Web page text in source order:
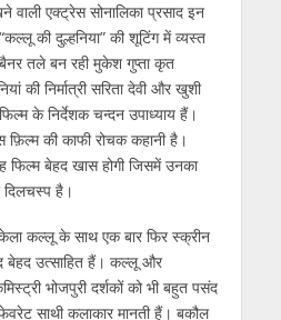
वाली एक्ट्रेस सोनालिका प्रसाद इन
की दुल्हनिया” की शूटिंग में व्यस्त
तले बन रही मुकेश गुप्ता कृत
की निर्मात्री सरिता देवी और खुशी
के निर्देशक चन्दन उपाध्याय हैं।
फ़िल्म की काफी रोचक कहानी है।
फिल्म बेहद खास होगी जिसमें उनका
है।
कल्लू के साथ एक बार फिर स्क्रीन
बेहद उत्साहित हैं। कल्लू और
भोजपुरी दर्शकों को भी बहुत पसंद
साथी कलाकार मानती हैं। बकौल